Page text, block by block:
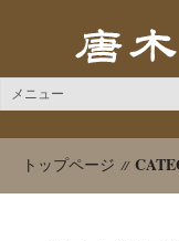
トップページ